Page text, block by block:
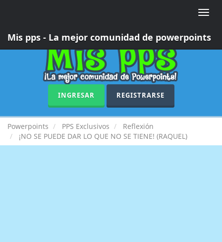
Toggle
Mis pps - La mejor comunidad de powerpoints
INGRESAR REGISTRARSE
Powerpoints PPS Exclusivos
Reflexión
¡NO SE PUEDE DAR LO QUE NO SE TIENE! (RAQUEL)